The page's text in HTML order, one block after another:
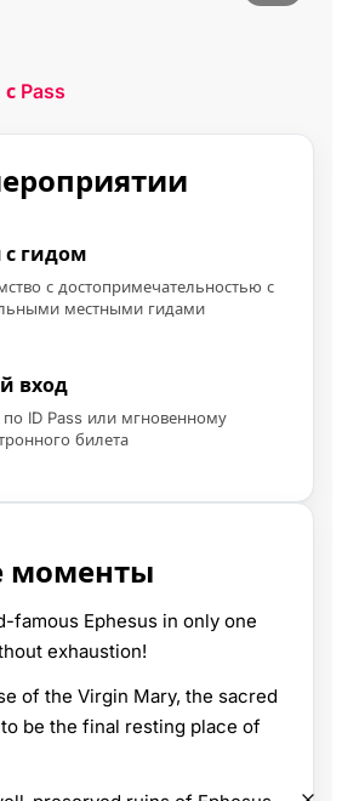
Pass
с гидом
с достопримечательностью с
местными гидами
вход
ID Pass или мгновенному
билета
моменты
famous Ephesus in only one
exhaustion!
of the Virgin Mary, the sacred
be the final resting place of